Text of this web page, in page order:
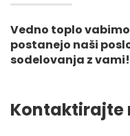
Vedno toplo
postanejo naši
sodelovanja z vami!
Kontaktirajte